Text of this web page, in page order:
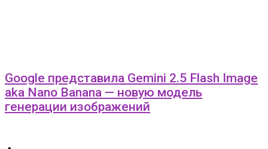
Google представила Gemini 2.5 Flash Image
aka Nano Banana — новую модель
генерации изображений